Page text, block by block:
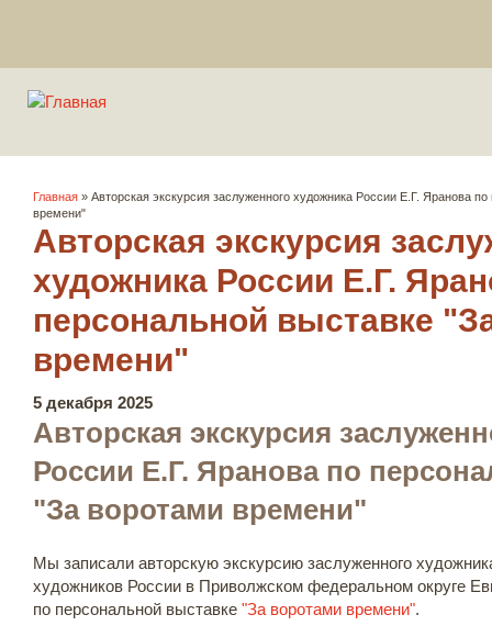
Вы здесь
Главная » Авторская экскурсия заслуженного художника России Е.Г. Яранова
времени"
Авторская экскурсия
художника России Е.Г.
персональной выставке
времени"
5 декабря 2025
Авторская экскурсия
России Е.Г. Яранова по
"За воротами времени"
Мы записали авторскую экскурсию заслуженного
художников России в Приволжском федеральном округе
по персональной выставке "За воротами времени".